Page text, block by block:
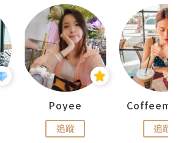
Poyee
追蹤 追蹤